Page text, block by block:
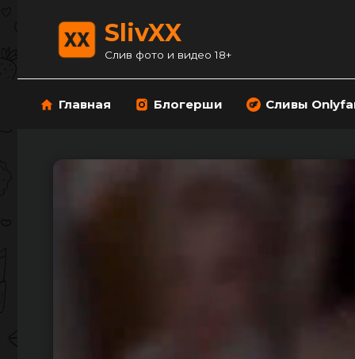
содержанию
SlivXX
Слив фото и видео 18+
Главная Блогерши Сливы